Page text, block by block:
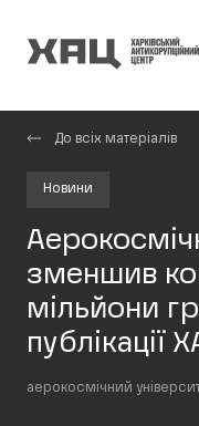
До всіх матеріалів
Новини
зменшив
мільйони
публікації
аерокосмічний